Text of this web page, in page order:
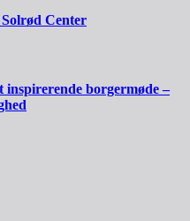
Center
borgermøde –